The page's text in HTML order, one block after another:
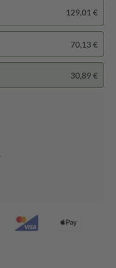
129,01 €
70,13 €
30,89 €